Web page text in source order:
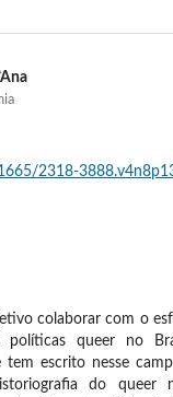
2318-
colaborar com o
políticas queer no
tem escrito nesse
do queer